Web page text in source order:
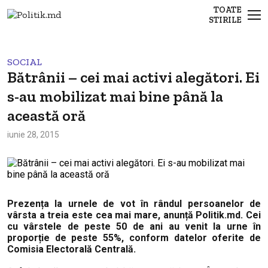
TOATE
STIRILE
SOCIAL
Bătrânii – cei mai activi alegători. Ei
s-au mobilizat mai bine până la
această oră
iunie 28, 2015
Prezența la urnele de vot în rândul persoanelor de
vârsta a treia este cea mai mare, anunță Politik.md. Cei
cu vârstele de peste 50 de ani au venit la urne în
proporție de peste 55%, conform datelor oferite de
Comisia Electorală Centrală.